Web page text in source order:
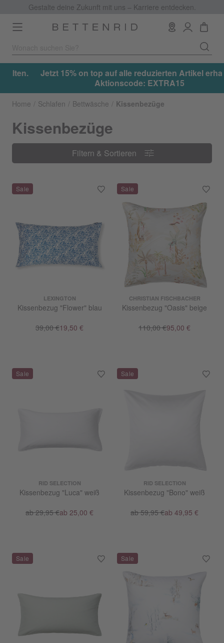
Gestalte deine Zukunft mit uns – Karriere entdecken.
Toggle
navigation
Jetzt 15% on top auf alle reduzierten Artikel erhalten.
Aktionscode: EXTRA15
Home Schlafen Bettwäsche Kissenbezüge
Kissenbezüge
Filtern & Sortieren
Filtern & Sortieren
LEXINGTON
Kissenbezug "Flower" blau
39,00 €19,50 €
CHRISTIAN FISCHBACHER
Kissenbezug "Oasis" beige
110,00 €95,00 €
RID SELECTION
Kissenbezug "Luca" weiß
ab 29,95 €ab 25,00 €
RID SELECTION
Kissenbezug "Bono" weiß
ab 59,95 €ab 49,95 €